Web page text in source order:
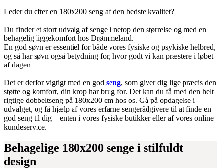
Leder du efter en 180x200 seng af den bedste kvalitet?
Du finder et stort udvalg af senge i netop den størrelse og med en
behagelig liggekomfort hos Drømmeland.
En god søvn er essentiel for både vores fysiske og psykiske helbred,
og så har søvn også betydning for, hvor godt vi kan præstere i løbet
af dagen.
Det er derfor vigtigt med en god seng, som giver dig lige præcis den
støtte og komfort, din krop har brug for. Det kan du få med den helt
rigtige dobbeltseng på 180x200 cm hos os. Gå på opdagelse i
udvalget, og få hjælp af vores erfarne sengerådgivere til at finde en
god seng til dig – enten i vores fysiske butikker eller af vores online
kundeservice.
Behagelige 180x200 senge i stilfuldt
design